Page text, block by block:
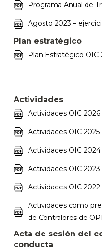
Programa Anual de
Agosto 2023 –
Plan estratégico
Plan Estratégico OIC
Actividades
Actividades OIC 2026
Actividades OIC 2025
Actividades OIC 2024
Actividades OIC 2023
Actividades OIC 2022
Actividades como
de Contralores de
Acta de sesión del
conducta